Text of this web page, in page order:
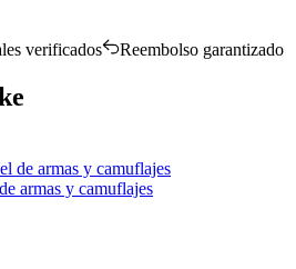
verificados Reembolso garantizado
armas y camuflajes